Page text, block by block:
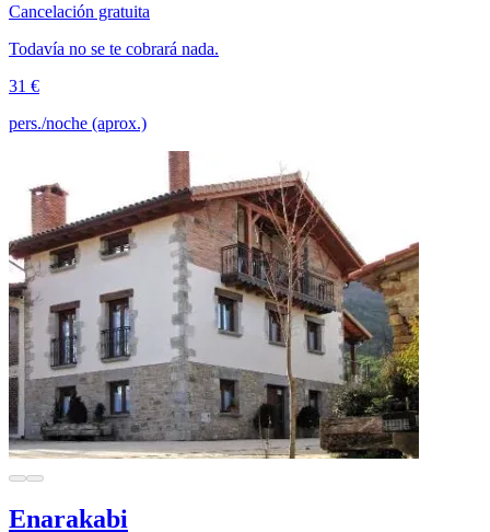
Cancelación gratuita
Todavía no se te cobrará nada.
31 €
pers./noche (aprox.)
Enarakabi